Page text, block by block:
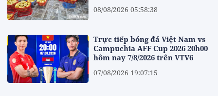
08/08/2026 05:58:38
Trực tiếp bóng đá Việt Nam vs
Campuchia AFF Cup 2026 20h00
hôm nay 7/8/2026 trên VTV6
07/08/2026 19:07:15